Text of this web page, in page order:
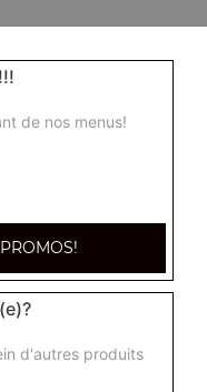
de nos menus!
d'autres produits